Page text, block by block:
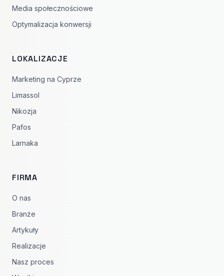
Media społecznościowe
Optymalizacja konwersji
LOKALIZACJE
Marketing na Cyprze
Limassol
Nikozja
Pafos
Larnaka
FIRMA
O nas
Branże
Artykuły
Realizacje
Nasz proces